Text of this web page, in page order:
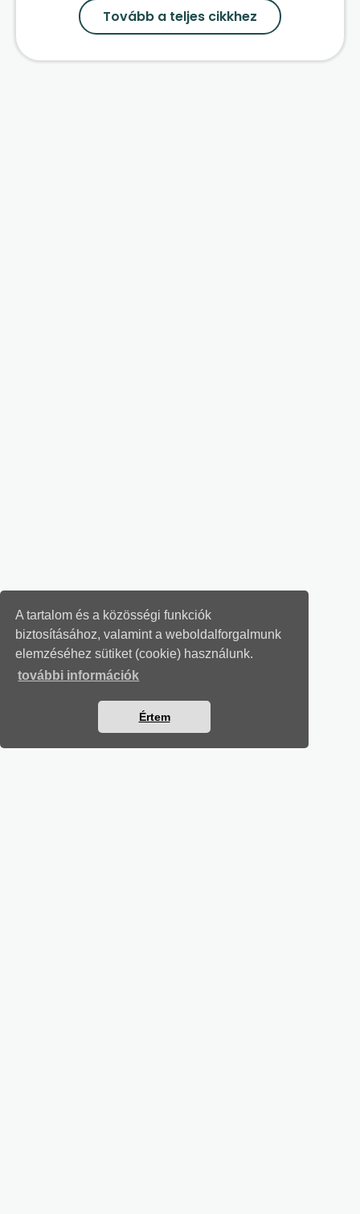
A tartalom és a közösségi funkciók
biztosításához, valamint a weboldalforgalmunk
elemzéséhez sütiket (cookie) használunk.
további információk
Értem
Tovább a teljes cikkhez